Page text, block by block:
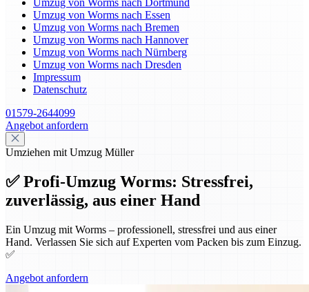
Umzug von Worms nach Dortmund
Umzug von Worms nach Essen
Umzug von Worms nach Bremen
Umzug von Worms nach Hannover
Umzug von Worms nach Nürnberg
Umzug von Worms nach Dresden
Impressum
Datenschutz
01579-2644099
Angebot anfordern
Umziehen mit Umzug Müller
✅ Profi-Umzug Worms: Stressfrei,
zuverlässig, aus einer Hand
Ein Umzug mit Worms – professionell, stressfrei und aus einer
Hand. Verlassen Sie sich auf Experten vom Packen bis zum Einzug.
✅
Angebot anfordern